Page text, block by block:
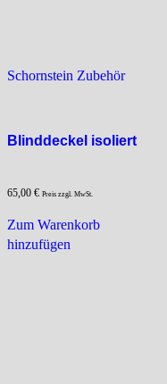
Schornstein Zubehör
Blinddeckel isoliert
65,00 € Preis zzgl. MwSt.
Zum Warenkorb
hinzufügen